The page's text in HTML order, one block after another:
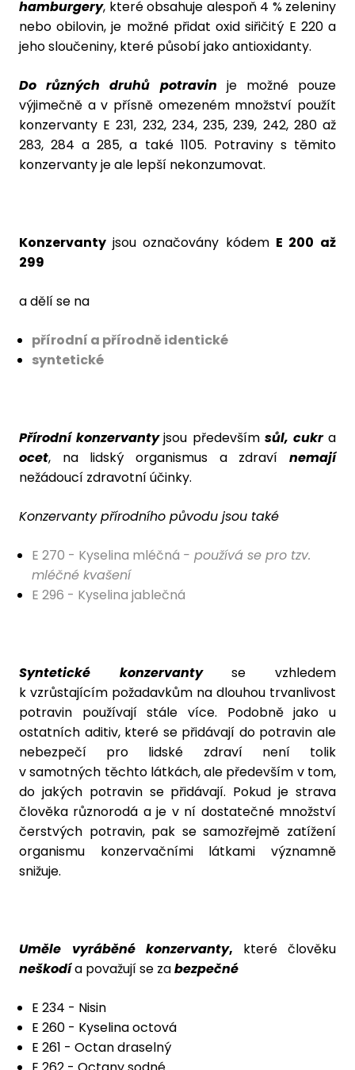
hamburgery, které obsahuje alespoň 4 % zeleniny
nebo obilovin, je možné přidat oxid siřičitý E 220 a
jeho sloučeniny, které působí jako antioxidanty.
Do různých druhů potravin je možné pouze
výjimečně a v přísně omezeném množství použít
konzervanty E 231, 232, 234, 235, 239, 242, 280 až
283, 284 a 285, a také 1105. Potraviny s těmito
konzervanty je ale lepší nekonzumovat.
Konzervanty jsou označovány kódem E 200 až
299
a dělí se na
přírodní a přírodně identické
syntetické
Přírodní konzervanty jsou především sůl, cukra
ocet, na lidský organismus a zdraví nemají
nežádoucí zdravotní účinky.
Konzervanty přírodního původu jsou také
E 270 - Kyselina mléčná - používá se pro tzv.
mléčné kvašení
E 296 - Kyselina jablečná
Syntetické konzervanty
se vzhledem
k vzrůstajícím požadavkům na dlouhou trvanlivost
potravin používají stále více. Podobně jako u
ostatních aditiv, které se přidávají do potravin ale
nebezpečí pro lidské zdraví není tolik
v samotných těchto látkách, ale především v tom,
do jakých potravin se přidávají. Pokud je strava
člověka různorodá a je v ní dostatečné množství
čerstvých potravin, pak se samozřejmě zatížení
organismu konzervačními látkami významně
snižuje.
Uměle vyráběné konzervanty, které člověku
neškodía považují se zabezpečné
E 234 - Nisin
E 260 - Kyselina octová
E 261 - Octan draselný